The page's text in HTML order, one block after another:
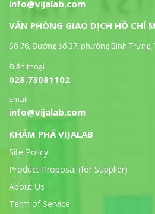
info@vijalab.com
VĂN PHÒNG GIAO DỊCH HỒ CHÍ
Số 76, Đường số 37, phường Bình Trưng,
Điện thoại
028.73081102
Email
info@vijalab.com
KHÁM PHÁ VIJALAB
Site Policy
Product Proposal (for Supplier)
About Us
Term of Service